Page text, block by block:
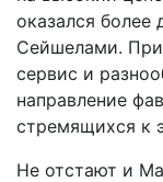
оказался
Сейшелами.
сервис и
направление
стремящихся к
Не отстают и